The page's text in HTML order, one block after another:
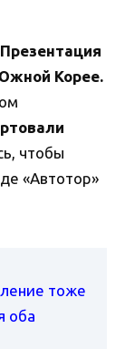
Презентация
Корее.
чтобы
«Автотор»
тоже
оба